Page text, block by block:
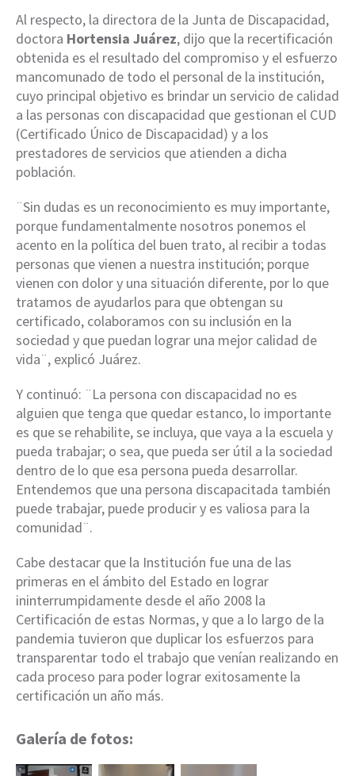
Al respecto, la directora de la Junta de Discapacidad,
doctora Hortensia Juárez, dijo que la recertificación
obtenida es el resultado del compromiso y el esfuerzo
mancomunado de todo el personal de la institución,
cuyo principal objetivo es brindar un servicio de calidad
a las personas con discapacidad que gestionan el CUD
(Certificado Único de Discapacidad) y a los
prestadores de servicios que atienden a dicha
población.
¨Sin dudas es un reconocimiento es muy importante,
porque fundamentalmente nosotros ponemos el
acento en la política del buen trato, al recibir a todas
personas que vienen a nuestra institución; porque
vienen con dolor y una situación diferente, por lo que
tratamos de ayudarlos para que obtengan su
certificado, colaboramos con su inclusión en la
sociedad y que puedan lograr una mejor calidad de
vida¨, explicó Juárez.
Y continuó: ¨La persona con discapacidad no es
alguien que tenga que quedar estanco, lo importante
es que se rehabilite, se incluya, que vaya a la escuela y
pueda trabajar; o sea, que pueda ser útil a la sociedad
dentro de lo que esa persona pueda desarrollar.
Entendemos que una persona discapacitada también
puede trabajar, puede producir y es valiosa para la
comunidad¨.
Cabe destacar que la Institución fue una de las
primeras en el ámbito del Estado en lograr
ininterrumpidamente desde el año 2008 la
Certificación de estas Normas, y que a lo largo de la
pandemia tuvieron que duplicar los esfuerzos para
transparentar todo el trabajo que venían realizando en
cada proceso para poder lograr exitosamente la
certificación un año más.
Galería de fotos: